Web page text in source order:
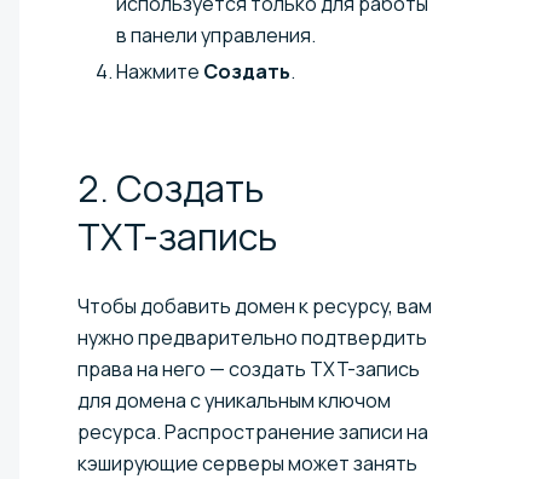
в панели управления.
Нажмите Создать.
2. Создать
TXT-запись
Чтобы добавить домен к ресурсу, вам
нужно предварительно подтвердить
права на него — создать TXT-запись
для домена с уникальным ключом
ресурса. Распространение записи на
кэширующие серверы может занять